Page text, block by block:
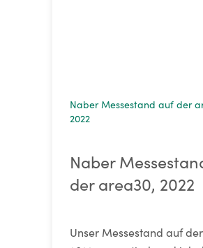
Naber Messestand auf der
2022
Naber
der area30, 2022
Unser Messestand auf